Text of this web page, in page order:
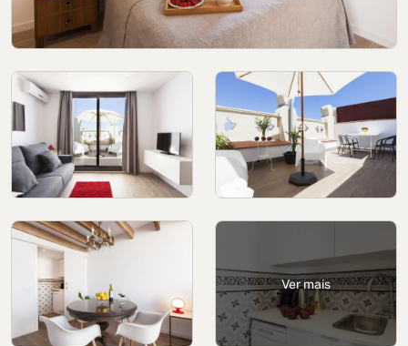
Política de cookies Política de privacidade
Política de Privacidade nas Redes Sociais Aviso Legal
Termos e condições Canal de denúncias
© 2026Aspasios | Todos os direitos reservados
Ver mais